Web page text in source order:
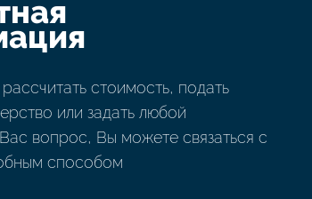
стоимость, подать
или задать любой
вопрос, Вы можете связаться с
способом